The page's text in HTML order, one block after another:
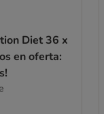
Diet 36 x
en oferta: